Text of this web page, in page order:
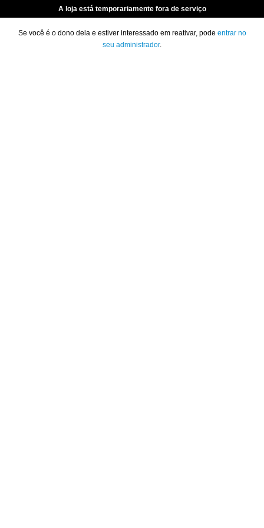
A loja está temporariamente fora de serviço
Se você é o dono dela e estiver interessado em reativar, pode entrar no
seu administrador.